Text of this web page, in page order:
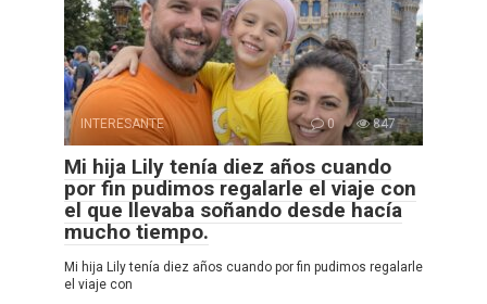
INTERESANTE 0 847
Mi hija Lily tenía diez años cuando
por fin pudimos regalarle el viaje con
el que llevaba soñando desde hacía
mucho tiempo.
Mi hija Lily tenía diez años cuando por fin pudimos regalarle
el viaje con